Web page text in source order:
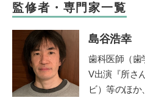
監修者・専門家一覧
島谷浩幸
歯科医師（歯
V出演『所さ
ビ）等のほか